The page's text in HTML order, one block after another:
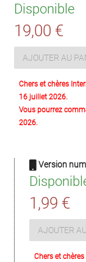
Disponible
19,00 €
AJOUTER AU
Chers et chères
16 juillet 2026.
Vous pourrez
2026.
Version
1,99 €
AJOUTER
Chers et